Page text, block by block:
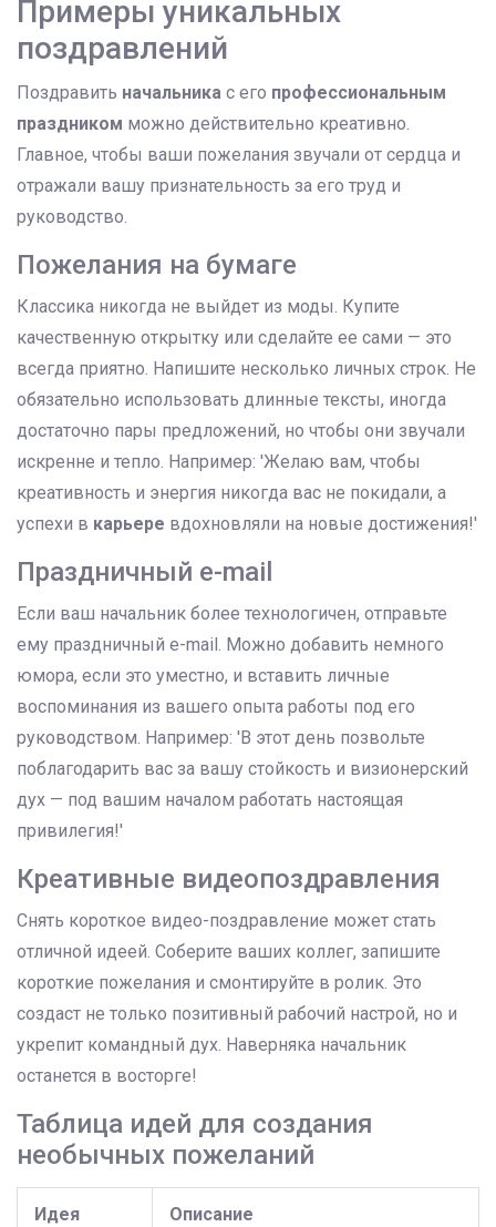
Примеры уникальных
поздравлений
Поздравить начальника с его профессиональным
праздником можно действительно креативно.
Главное, чтобы ваши пожелания звучали от сердца и
отражали вашу признательность за его труд и
руководство.
Пожелания на бумаге
Классика никогда не выйдет из моды. Купите
качественную открытку или сделайте ее сами — это
всегда приятно. Напишите несколько личных строк. Не
обязательно использовать длинные тексты, иногда
достаточно пары предложений, но чтобы они звучали
искренне и тепло. Например: 'Желаю вам, чтобы
креативность и энергия никогда вас не покидали, а
успехи в карьере вдохновляли на новые достижения!'
Праздничный e-mail
Если ваш начальник более технологичен, отправьте
ему праздничный e-mail. Можно добавить немного
юмора, если это уместно, и вставить личные
воспоминания из вашего опыта работы под его
руководством. Например: 'В этот день позвольте
поблагодарить вас за вашу стойкость и визионерский
дух — под вашим началом работать настоящая
привилегия!'
Креативные видеопоздравления
Снять короткое видео-поздравление может стать
отличной идеей. Соберите ваших коллег, запишите
короткие пожелания и смонтируйте в ролик. Это
создаст не только позитивный рабочий настрой, но и
укрепит командный дух. Наверняка начальник
останется в восторге!
Таблица идей для создания
необычных пожеланий
Идея Описание